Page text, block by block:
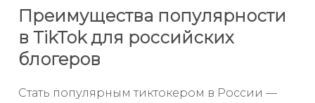
Преимущества популярности
в TikTok для российских
блогеров
Стать популярным тиктокером в России —